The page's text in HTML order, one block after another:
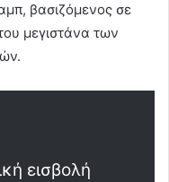
βασιζόμενος σε
μεγιστάνα των
εισβολή